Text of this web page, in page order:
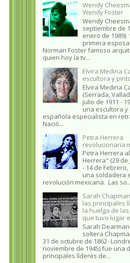
Wendy
Wendy Foster
Wendy
septiembre de
enero de 1989)
primera
Norman Foster famoso
quien hoy la tv...
Elvira Medina
escultora y
Elvira Medina
(Serrada,
julio de 1911 -
una escultora y
española especialista en
Nació...
Petra Herrera
revolucionaria
Petra Herrera
Herrera" (29 de
- 14 de Febrero,
una soldadera
revolución mexicana. Las
Sarah
las principales
la huelga de
que tuvo lugar
Sarah
soltera
31 de octubre de 1862​-
noviembre de 1945)​ fue una
principales líderes de...